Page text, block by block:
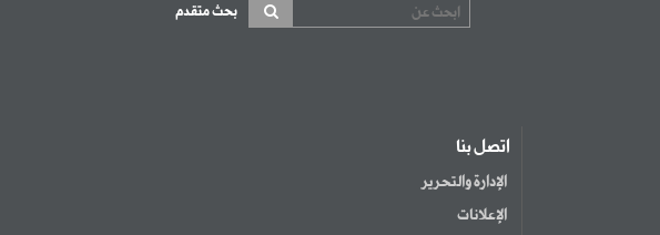
بحث متقدم
اتصل بنا
الإدارة والتحرير
الإعلانات